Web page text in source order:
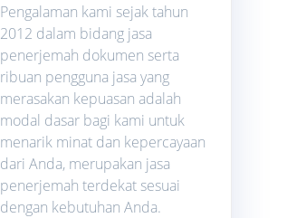
Pengalaman kami sejak tahun
2012 dalam bidang jasa
penerjemah dokumen serta
ribuan pengguna jasa yang
merasakan kepuasan adalah
modal dasar bagi kami untuk
menarik minat dan kepercayaan
dari Anda, merupakan jasa
penerjemah terdekat sesuai
dengan kebutuhan Anda.